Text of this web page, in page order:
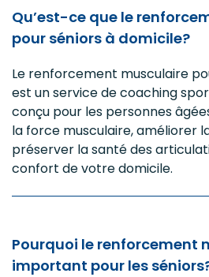
Qu’est-ce que le
pour séniors à domicile?
Le renforcement musculaire
est un service de coaching
conçu pour les personnes
la force musculaire, améliorer
préserver la santé des
confort de votre domicile.
Pourquoi le renforcement
important pour les